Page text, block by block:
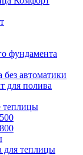
фундамента
без автоматики
для полива
теплицы
для теплицы